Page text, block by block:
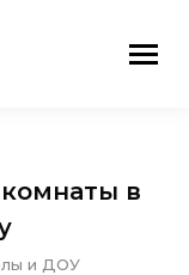
в
и ДОУ